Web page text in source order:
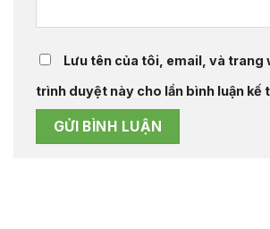
Lưu tên của tôi, email, và trang
trình duyệt này cho lần bình luận kế